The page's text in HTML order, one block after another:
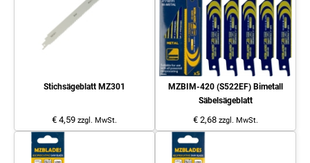
Stichsägeblatt MZ301
€ 4,59 zzgl. MwSt.
MZBIM-420 (S522EF) Bimetall
Säbelsägeblatt
€ 2,68 zzgl. MwSt.